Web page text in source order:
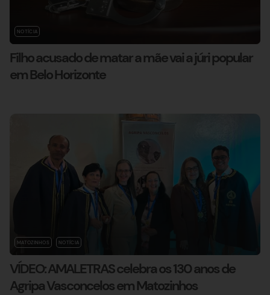
NOTÍCIA
Filho acusado de matar a mãe vai a júri popular
em Belo Horizonte
MATOZINHOS NOTÍCIA
VÍDEO: AMALETRAS celebra os 130 anos de
Agripa Vasconcelos em Matozinhos